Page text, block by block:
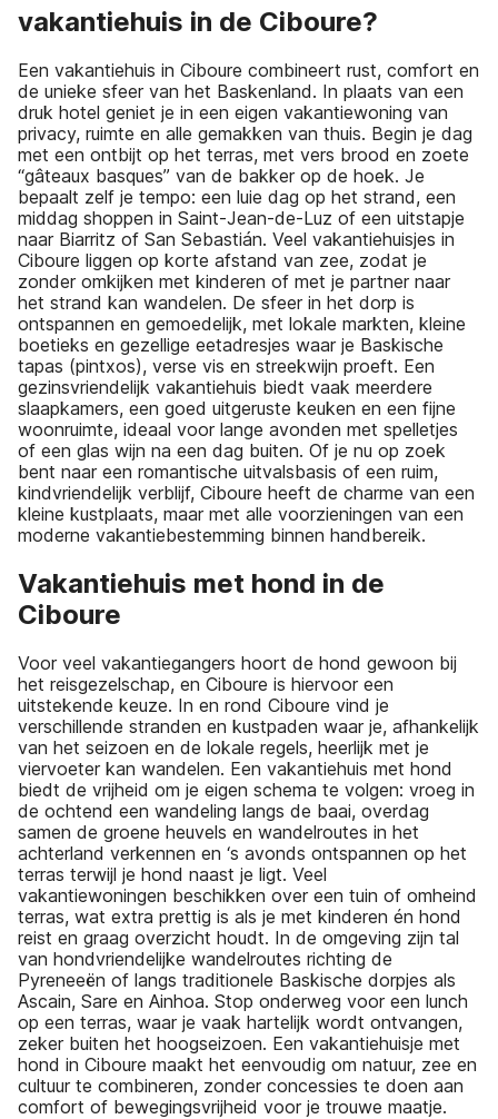
vakantiehuis in de Ciboure?
Een vakantiehuis in Ciboure combineert rust, comfort en
de unieke sfeer van het Baskenland. In plaats van een
druk hotel geniet je in een eigen vakantiewoning van
privacy, ruimte en alle gemakken van thuis. Begin je dag
met een ontbijt op het terras, met vers brood en zoete
“gâteaux basques” van de bakker op de hoek. Je
bepaalt zelf je tempo: een luie dag op het strand, een
middag shoppen in Saint-Jean-de-Luz of een uitstapje
naar Biarritz of San Sebastián. Veel vakantiehuisjes in
Ciboure liggen op korte afstand van zee, zodat je
zonder omkijken met kinderen of met je partner naar
het strand kan wandelen. De sfeer in het dorp is
ontspannen en gemoedelijk, met lokale markten, kleine
boetieks en gezellige eetadresjes waar je Baskische
tapas (pintxos), verse vis en streekwijn proeft. Een
gezinsvriendelijk vakantiehuis biedt vaak meerdere
slaapkamers, een goed uitgeruste keuken en een fijne
woonruimte, ideaal voor lange avonden met spelletjes
of een glas wijn na een dag buiten. Of je nu op zoek
bent naar een romantische uitvalsbasis of een ruim,
kindvriendelijk verblijf, Ciboure heeft de charme van een
kleine kustplaats, maar met alle voorzieningen van een
moderne vakantiebestemming binnen handbereik.
Vakantiehuis met hond in de
Ciboure
Voor veel vakantiegangers hoort de hond gewoon bij
het reisgezelschap, en Ciboure is hiervoor een
uitstekende keuze. In en rond Ciboure vind je
verschillende stranden en kustpaden waar je, afhankelijk
van het seizoen en de lokale regels, heerlijk met je
viervoeter kan wandelen. Een vakantiehuis met hond
biedt de vrijheid om je eigen schema te volgen: vroeg in
de ochtend een wandeling langs de baai, overdag
samen de groene heuvels en wandelroutes in het
achterland verkennen en ‘s avonds ontspannen op het
terras terwijl je hond naast je ligt. Veel
vakantiewoningen beschikken over een tuin of omheind
terras, wat extra prettig is als je met kinderen én hond
reist en graag overzicht houdt. In de omgeving zijn tal
van hondvriendelijke wandelroutes richting de
Pyreneeën of langs traditionele Baskische dorpjes als
Ascain, Sare en Ainhoa. Stop onderweg voor een lunch
op een terras, waar je vaak hartelijk wordt ontvangen,
zeker buiten het hoogseizoen. Een vakantiehuisje met
hond in Ciboure maakt het eenvoudig om natuur, zee en
cultuur te combineren, zonder concessies te doen aan
comfort of bewegingsvrijheid voor je trouwe maatje.